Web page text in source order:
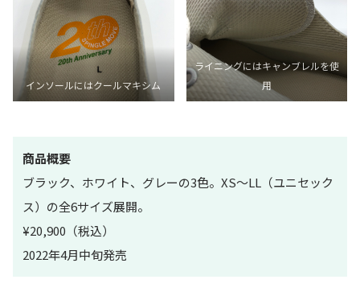
インソールにはクールマキシム
ライニングにはキャンブレルを使
用
商品概要
ブラック、ホワイト、グレーの3色。XS～LL（ユニセック
ス）の全6サイズ展開。
¥20,900（税込）
2022年4月中旬発売